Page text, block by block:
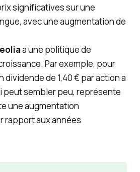
significatives sur une
avec une augmentation de
a une politique de
Par exemple, pour
dividende de 1,40 € par action a
peut sembler peu, représente
une augmentation
rapport aux années